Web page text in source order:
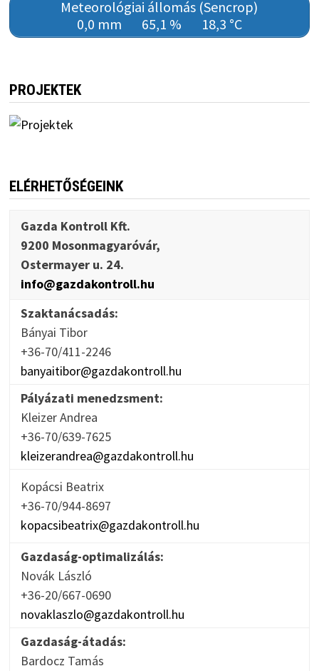
Meteorológiai állomás (Sencrop)
0,0 mm
65,1 % 18,3 °C
PROJEKTEK
ELÉRHETŐSÉGEINK
Gazda Kontroll Kft.
9200 Mosonmagyaróvár,
Ostermayer u. 24.
info@gazdakontroll.hu
Szaktanácsadás:
Bányai Tibor
+36-70/411-2246
banyaitibor@gazdakontroll.hu
Pályázati menedzsment:
Kleizer Andrea
+36-70/639-7625
kleizerandrea@gazdakontroll.hu
Kopácsi Beatrix
+36-70/944-8697
kopacsibeatrix@gazdakontroll.hu
Gazdaság-optimalizálás:
Novák László
+36-20/667-0690
novaklaszlo@gazdakontroll.hu
Gazdaság-átadás:
Bardocz Tamás